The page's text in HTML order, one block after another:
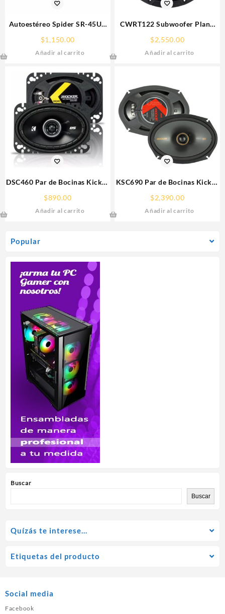
Popular
Buscar
Buscar
Autoestéreo Spider SR-45UB
AUX Bluetooth USB FM/AM
$1,150.00
Añadir al carrito
CWRT122 Subwoofer Plano
Kicker CompRT12 DVC 2
Ohms
$2,550.00
Añadir al carrito
DSC460 Par de Bocinas Kicker
$890.00
Añadir al carrito
KSC690 Par de Bocinas Kicker
$2,390.00
Añadir al carrito
Quízás te interese…
Etiquetas del producto
Social media
Facebook